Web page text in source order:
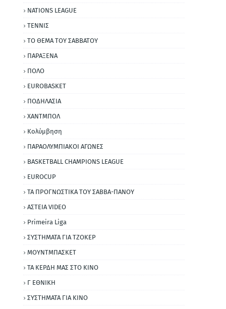
NATIONS LEAGUE
ΤΕΝΝΙΣ
ΤΟ ΘΕΜΑ ΤΟΥ ΣΑΒΒΑΤΟΥ
ΠΑΡΑΞΕΝΑ
ΠΟΛΟ
EUROBASKET
ΠΟΔΗΛΑΣΙΑ
ΧΑΝΤΜΠΟΛ
Κολύμβηση
ΠΑΡΑΟΛΥΜΠΙΑΚΟΙ ΑΓΩΝΕΣ
BASKETBALL CHAMPIONS LEAGUE
EUROCUP
ΤΑ ΠΡΟΓΝΩΣΤΙΚΑ ΤΟΥ ΣΑΒΒΑ-ΠΑΝΟΥ
ΑΣΤΕΙΑ VIDEO
Primeira Liga
ΣΥΣΤΗΜΑΤΑ ΓΙΑ ΤΖΟΚΕΡ
ΜΟΥΝΤΜΠΑΣΚΕΤ
ΤΑ ΚΕΡΔΗ ΜΑΣ ΣΤΟ ΚΙΝΟ
Γ ΕΘΝΙΚΗ
ΣΥΣΤΗΜΑΤΑ ΓΙΑ ΚΙΝΟ